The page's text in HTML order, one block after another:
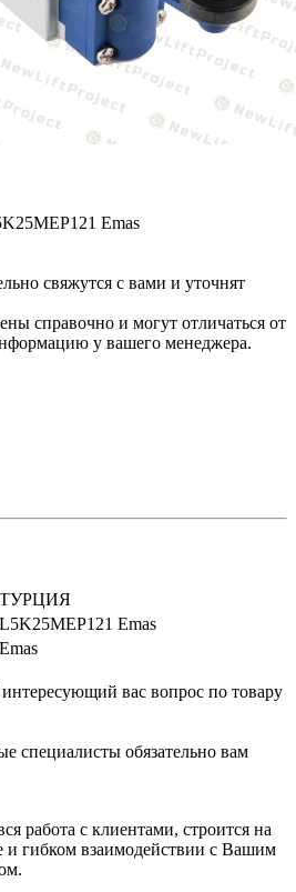
Emas
свяжутся с вами и уточнят
справочно и могут отличаться от
у вашего менеджера.
ТУРЦИЯ
L5K25MEP121 Emas
Emas
вас вопрос по товару
специалисты обязательно вам
работа с клиентами, строится на
и гибком взаимодействии с Вашим